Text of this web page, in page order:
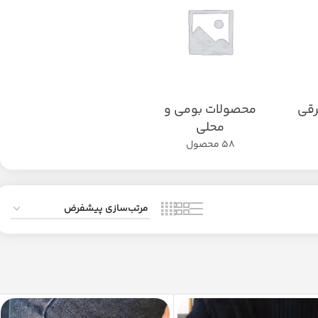
محصولات بومی و
محلی
58 محصول